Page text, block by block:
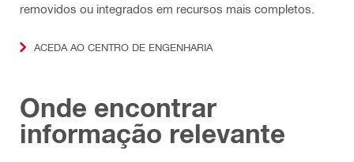
removidos ou integrados em recursos mais completos.
ACEDA AO CENTRO DE ENGENHARIA
Onde encontrar
informação relevante